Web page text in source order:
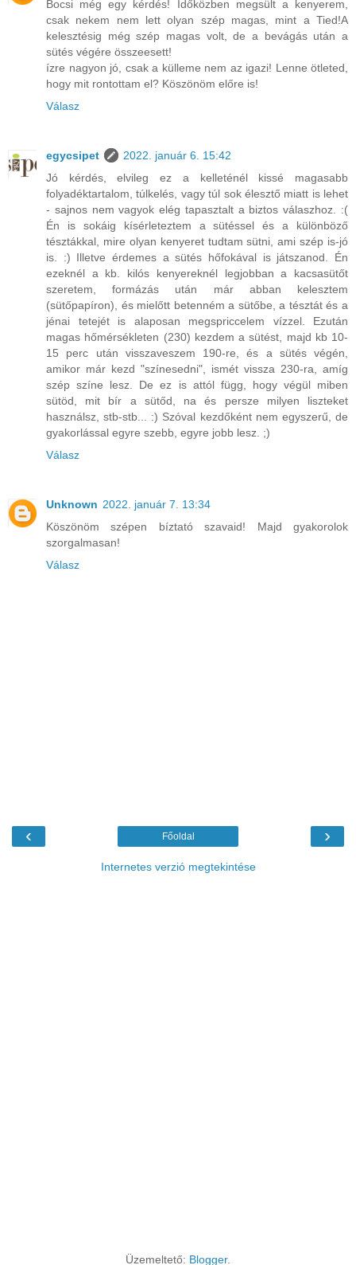
Bocsi még egy kérdés! Időközben megsült a kenyerem,
csak nekem nem lett olyan szép magas, mint a Tied!A
kelesztésig még szép magas volt, de a bevágás után a
sütés végére összeesett!
ízre nagyon jó, csak a külleme nem az igazi! Lenne ötleted,
hogy mit rontottam el? Köszönöm előre is!
Válasz
egycsipet
2022. január 6. 15:42
Jó kérdés, elvileg ez a kelleténél kissé magasabb
folyadéktartalom, túlkelés, vagy túl sok élesztő miatt is lehet
- sajnos nem vagyok elég tapasztalt a biztos válaszhoz. :(
Én is sokáig kísérleteztem a sütéssel és a különböző
tésztákkal, mire olyan kenyeret tudtam sütni, ami szép is-jó
is. :) Illetve érdemes a sütés hőfokával is játszanod. Én
ezeknél a kb. kilós kenyereknél legjobban a kacsasütőt
szeretem, formázás után már abban kelesztem
(sütőpapíron), és mielőtt betenném a sütőbe, a tésztát és a
jénai tetejét is alaposan megspriccelem vízzel. Ezután
magas hőmérsékleten (230) kezdem a sütést, majd kb 10-
15 perc után visszaveszem 190-re, és a sütés végén,
amikor már kezd "színesedni", ismét vissza 230-ra, amíg
szép színe lesz. De ez is attól függ, hogy végül miben
sütöd, mit bír a sütőd, na és persze milyen liszteket
használsz, stb-stb... :) Szóval kezdőként nem egyszerű, de
gyakorlással egyre szebb, egyre jobb lesz. ;)
Válasz
Unknown 2022. január 7. 13:34
Köszönöm szépen bíztató szavaid! Majd gyakorolok
szorgalmasan!
Válasz
‹ ›
Főoldal
Internetes verzió megtekintése
Üzemeltető: Blogger.